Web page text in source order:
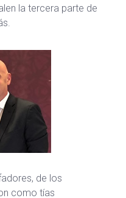
la tercera parte de
de los
como tías